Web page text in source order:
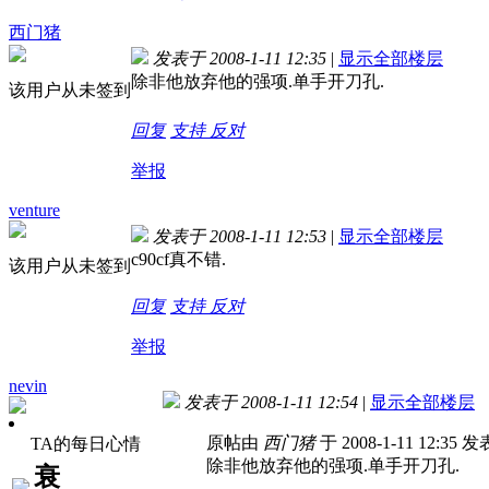
西门猪
该用户从未签到
发表于 2008-1-11 12:35 | 显示全部楼层
除非他放弃他的强项.单手开刀孔.
回复 支持 反对
举报
venture
该用户从未签到
发表于 2008-1-11 12:53 | 显示全部楼层
c90cf真不错.
回复 支持 反对
举报
nevin
TA的每日心情
衰
发表于 2008-1-11 12:54 | 显示全部楼层
原帖由 西门猪于 2008-1-11 12:35 发
除非他放弃他的强项.单手开刀孔.